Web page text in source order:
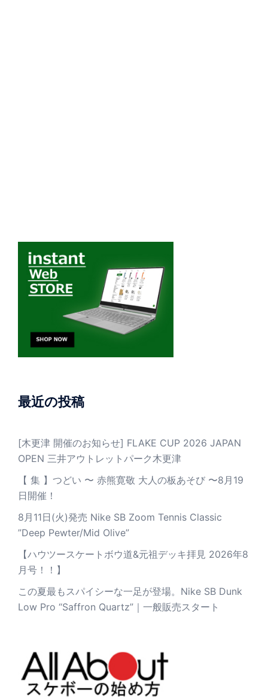
最近の投稿
[木更津 開催のお知らせ] FLAKE CUP 2026 JAPAN
OPEN 三井アウトレットパーク木更津
【 集 】つどい 〜 赤熊寛敬 大人の板あそび 〜8月19
日開催！
8月11日(火)発売 Nike SB Zoom Tennis Classic
”Deep Pewter/Mid Olive”
【ハウツースケートボウ道&元祖デッキ拝見 2026年8
月号！！】
この夏最もスパイシーな一足が登場。Nike SB Dunk
Low Pro “Saffron Quartz”｜一般販売スタート